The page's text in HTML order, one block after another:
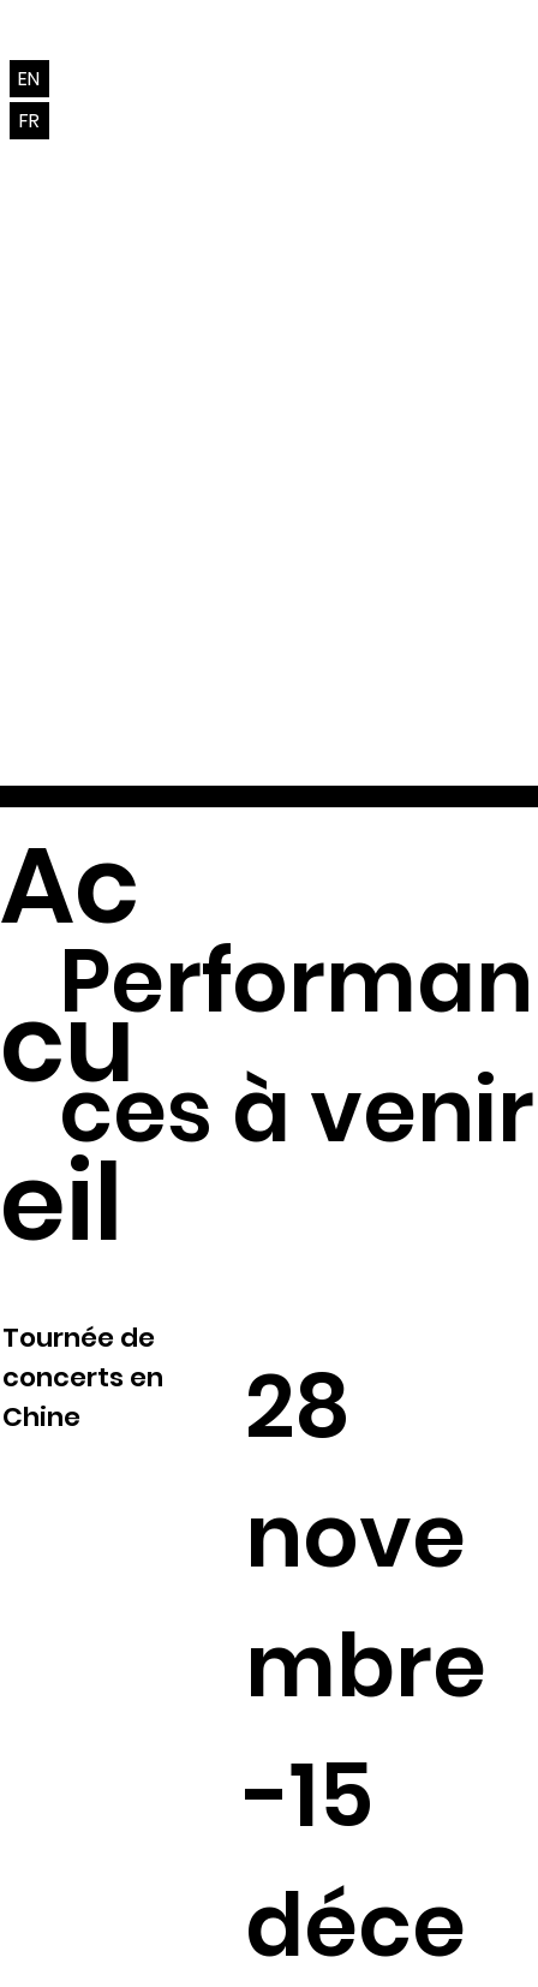
EN
FR
Performan
ces à venir
Ac
cu
eil
Tournée de
concerts en
Chine
28
nove
mbre
-15
déce